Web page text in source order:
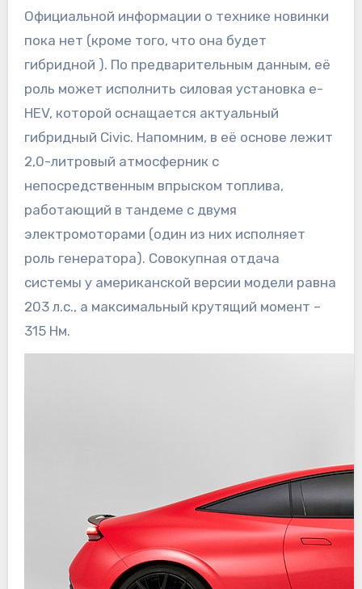
Официальной информации о технике новинки
пока нет (кроме того, что она будет
гибридной ). По предварительным данным, её
роль может исполнить силовая установка e-
HEV, которой оснащается актуальный
гибридный Civic. Напомним, в её основе лежит
2,0-литровый атмосферник с
непосредственным впрыском топлива,
работающий в тандеме с двумя
электромоторами (один из них исполняет
роль генератора). Совокупная отдача
системы у американской версии модели равна
203 л.с., а максимальный крутящий момент –
315 Нм.